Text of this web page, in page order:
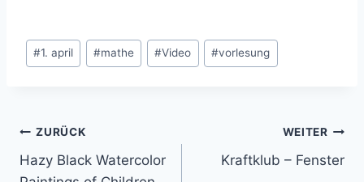
Schlagworte:
#1. april #mathe #Video #vorlesung
Beitragsnavigation
ZURÜCK
Hazy Black Watercolor
WEITER
Kraftklub – Fenster